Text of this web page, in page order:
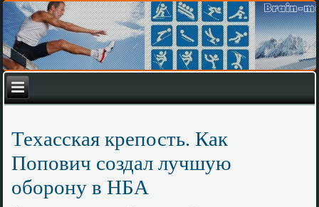
Техасская крепость. Как
Попович создал лучшую
оборону в НБА